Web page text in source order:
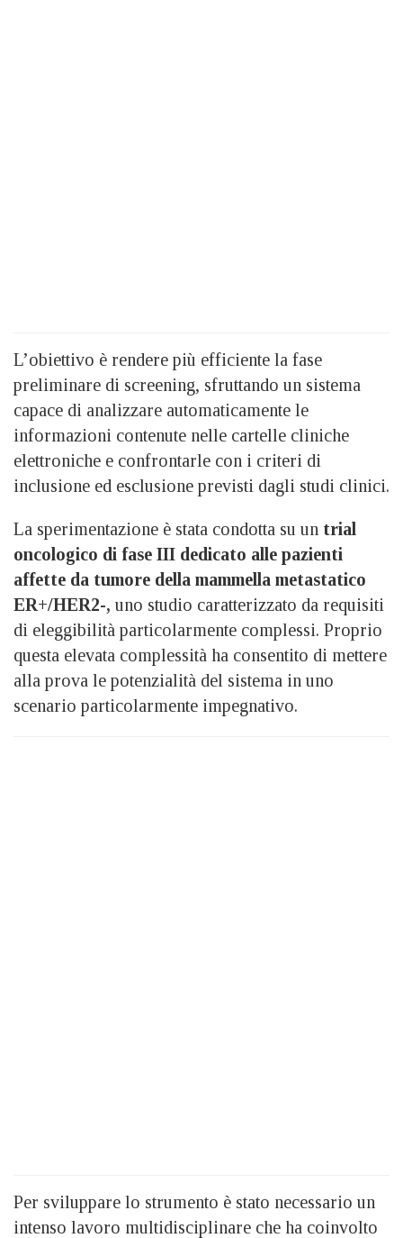
L’obiettivo è rendere più efficiente la fase
preliminare di screening, sfruttando un sistema
capace di analizzare automaticamente le
informazioni contenute nelle cartelle cliniche
elettroniche e confrontarle con i criteri di
inclusione ed esclusione previsti dagli studi clinici.
La sperimentazione è stata condotta su un trial
oncologico di fase III dedicato alle pazienti
affette da tumore della mammella metastatico
ER+/HER2-, uno studio caratterizzato da requisiti
di eleggibilità particolarmente complessi. Proprio
questa elevata complessità ha consentito di mettere
alla prova le potenzialità del sistema in uno
scenario particolarmente impegnativo.
Per sviluppare lo strumento è stato necessario un
intenso lavoro multidisciplinare che ha coinvolto